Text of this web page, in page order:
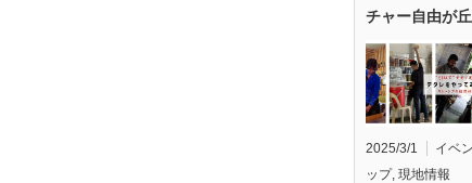
チャー自由が丘
2025/3/1 イベ
ップ, 現地情報